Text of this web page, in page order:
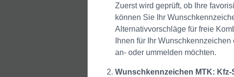
Zuerst wird geprüft, ob Ihre
können Sie Ihr
Alternativvorschläge für freie
Ihnen für Ihr
an- oder ummelden möchten.
Wunschkennzeichen MTK: